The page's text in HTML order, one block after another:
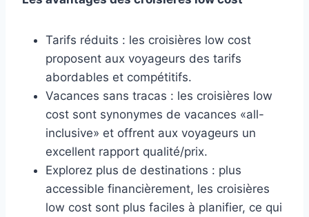
Tarifs réduits : les croisières low cost
proposent aux voyageurs des tarifs
abordables et compétitifs.
Vacances sans tracas : les croisières low
cost sont synonymes de vacances «all-
inclusive» et offrent aux voyageurs un
excellent rapport qualité/prix.
Explorez plus de destinations : plus
accessible financièrement, les croisières
low cost sont plus faciles à planifier, ce qui